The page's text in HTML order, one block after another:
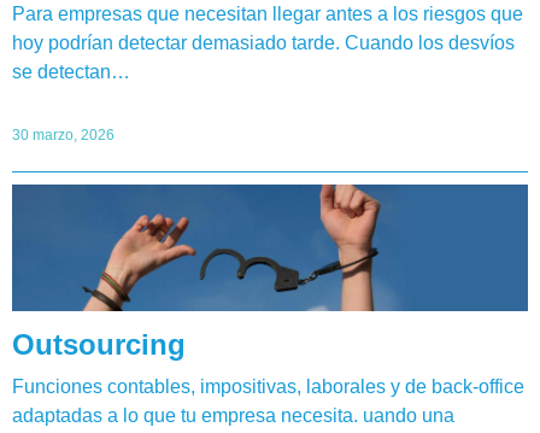
Para empresas que necesitan llegar antes a los riesgos que
hoy podrían detectar demasiado tarde. Cuando los desvíos
se detectan…
30 marzo, 2026
Outsourcing
Funciones contables, impositivas, laborales y de back-office
adaptadas a lo que tu empresa necesita. uando una